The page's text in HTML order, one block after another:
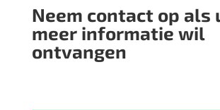
Neem contact op als
meer informatie wil
ontvangen